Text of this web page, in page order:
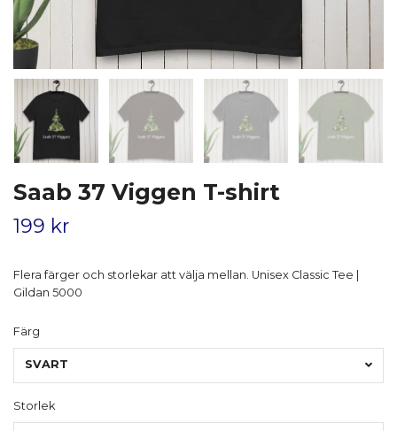
Saab 37 Viggen T-shirt
199 kr
Flera färger och storlekar att välja mellan. Unisex Classic Tee |
Gildan 5000
Färg
SVART
Storlek